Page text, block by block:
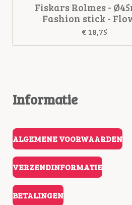
Fiskars Rolmes -
Fashion stick -
€ 18,75
Informatie
ALGEMENE VOORWAARDEN
VERZENDINFORMATIE
BETALINGEN